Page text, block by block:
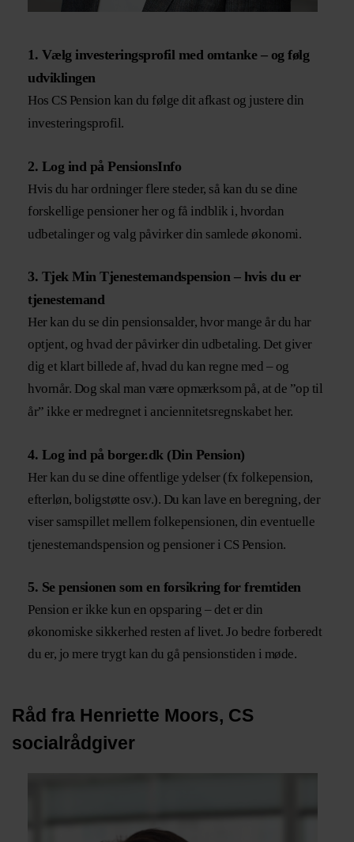
1. Vælg investeringsprofil med omtanke – og følg
udviklingen
Hos CS Pension kan du følge dit afkast og justere din
investeringsprofil.
2. Log ind på PensionsInfo
Hvis du har ordninger flere steder, så kan du se dine
forskellige pensioner her og få indblik i, hvordan
udbetalinger og valg påvirker din samlede økonomi.
3. Tjek Min Tjenestemandspension – hvis du er
tjenestemand
Her kan du se din pensionsalder, hvor mange år du har
optjent, og hvad der påvirker din udbetaling. Det giver
dig et klart billede af, hvad du kan regne med – og
hvornår. Dog skal man være opmærksom på, at de ”op til
år” ikke er medregnet i anciennitetsregnskabet her.
4. Log ind på borger.dk (Din Pension)
Her kan du se dine offentlige ydelser (fx folkepension,
efterløn, boligstøtte osv.). Du kan lave en beregning, der
viser samspillet mellem folkepensionen, din eventuelle
tjenestemandspension og pensioner i CS Pension.
5. Se pensionen som en forsikring for fremtiden
Pension er ikke kun en opsparing – det er din
økonomiske sikkerhed resten af livet. Jo bedre forberedt
du er, jo mere trygt kan du gå pensionstiden i møde.
Råd fra Henriette Moors, CS
socialrådgiver